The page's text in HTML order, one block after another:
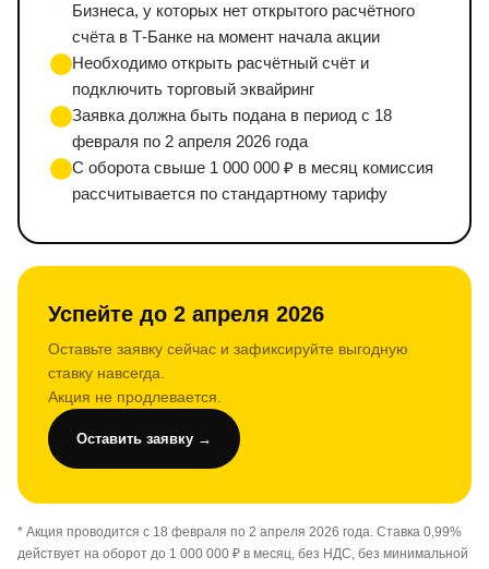
Бизнеса, у которых нет открытого расчётного
счёта в Т-Банке на момент начала акции
Необходимо открыть расчётный счёт и
подключить торговый эквайринг
Заявка должна быть подана в период с 18
февраля по 2 апреля 2026 года
С оборота свыше 1 000 000 ₽ в месяц комиссия
рассчитывается по стандартному тарифу
Успейте до 2 апреля 2026
Оставьте заявку сейчас и зафиксируйте выгодную
ставку навсегда.
Акция не продлевается.
Оставить заявку →
* Акция проводится с 18 февраля по 2 апреля 2026 года. Ставка 0,99%
действует на оборот до 1 000 000 ₽ в месяц, без НДС, без минимальной